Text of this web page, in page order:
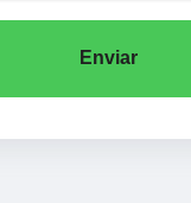
Enviar